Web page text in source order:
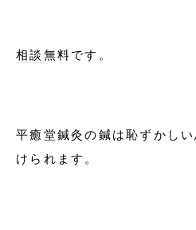
相談 無料です。
平癒堂鍼灸の鍼は恥ずかし
けられます。